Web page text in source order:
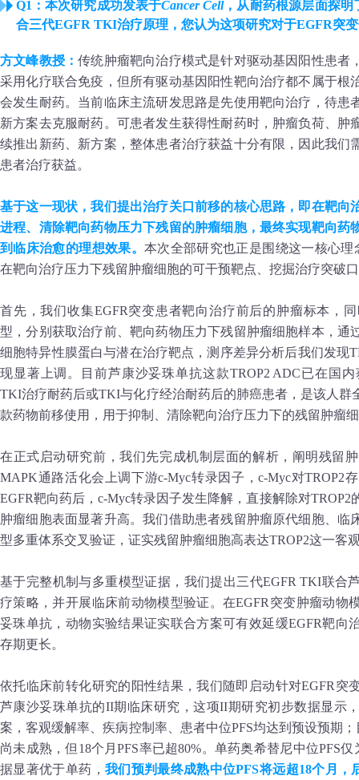
Q1：本次研究成功发表于Cancer Cell，从耐药根源层面探明
合三代EGFR TKI治疗原理，您认为这项研究对于EGFR突
方文峰教授：传统肿瘤靶向治疗模式是针对驱动基因阳性患者
采用化疗联合免疫，但所有驱动基因阳性靶向治疗都不属于根
会发生耐药。当前临床主流研发思路是先使用靶向治疗，待患
新方案去克服耐药。可患者发生获得性耐药时，肿瘤负荷、肿
续推出新药、新方案，整体患者治疗获益十分有限，因此我们
患者治疗获益。
基于这一现状，我们提出治疗关口前移的核心思路，即在靶向
进程、清除靶向药物压力下残留的肿瘤细胞，最终实现靶向药
到临床治愈的理想效果。 本次全部研究也正是围绕这一核心
在靶向治疗压力下残留肿瘤细胞的可干预靶点、挖掘治疗突破
首先，我们收集EGFR突变患者靶向治疗前后的肿瘤标本，
型，分别获取治疗前、靶向药物压力下残留肿瘤细胞样本，通
细胞特异性膜蛋白与潜在治疗靶点，测序差异分析后我们发现
现显著上调。目前芦康沙妥珠单抗这款TROP2 ADC已在国
TKI治疗耐药后或TKI与化疗经治耐药后的肺癌患者，是该人群
款药物前移使用，用于抑制、清除靶向治疗压力下的残留肿瘤
在正式启动研究前，我们先完成机制层面的解析，阐明残留
MAPK通路活化会上调下游c-Myc转录因子，c-Myc对TROP2
EGFR靶向药后，c-Myc转录因子发生降解，直接解除对TROP2
肿瘤细胞表面显著升高。我们借助患者残留肿瘤原代细胞、临
型多重体系交叉验证，证实残留肿瘤细胞高表达TROP2这一客
基于完整机制与多重模型证据，我们提出三代EGFR TKI联合
疗策略，并开展临床前动物模型验证。在EGFR突变肿瘤动物
妥珠单抗，动物实验结果证实联合方案可有效延缓EGFR靶向
存期更长。
依托临床前转化研究的阳性结果，我们随即启动针对EGFR突
芦康沙妥珠单抗的II期临床研究，这项II期研究初步数据显示
案，客观缓解率、疾病控制率、患者中位PFS均达到预设预期
尚未成熟，但18个月PFS率已超80%。单药奥希替尼中位PFS
据显著优于单药， 我们预判最终成熟中位PFS将远超18个月，